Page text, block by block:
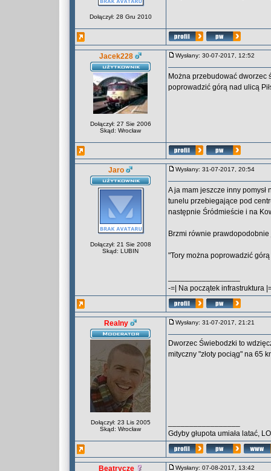
Dołączył: 28 Gru 2010
Jacek228
Dołączył: 27 Sie 2006
Skąd: Wrocław
Wysłany: 30-07-2017, 12:52
Można przebudować dworzec
poprowadzić górą nad ulicą
Jaro
Dołączył: 21 Sie 2008
Skąd: LUBIN
Wysłany: 31-07-2017, 20:54
A ja mam jeszcze inny
tunelu przebiegające pod
następnie Śródmieście i na
Brzmi równie prawdopodobnie
"Tory można poprowadzić
-=| Na początek infrastruktura
Realny
Dołączył: 23 Lis 2005
Skąd: Wrocław
Wysłany: 31-07-2017, 21:21
Dworzec Świebodzki to
mityczny "złoty pociąg" na 65
Gdyby głupota umiała latać,
Beatrycze Wysłany: 07-08-2017, 13:42